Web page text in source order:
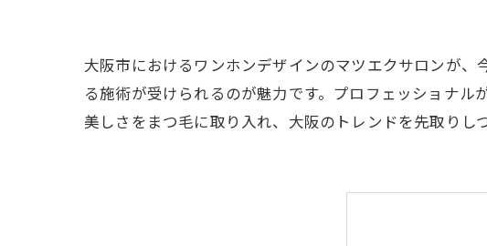
大阪市におけるワンホンデザインのマツエクサロンが
る施術が受けられるのが魅力です。プロフェッショナ
美しさをまつ毛に取り入れ、大阪のトレンドを先取りし